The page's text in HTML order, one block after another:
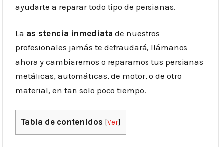
ayudarte a reparar todo tipo de persianas.
La asistencia inmediata de nuestros
profesionales jamás te defraudará, llámanos
ahora y cambiaremos o reparamos tus persianas
metálicas, automáticas, de motor, o de otro
material, en tan solo poco tiempo.
Tabla de contenidos [Ver]